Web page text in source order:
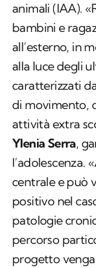
animali (IAA).
bambini e
all’esterno, in
alla luce degli
caratterizzati
di movimento,
attività extra
Ylenia Serra,
l’adolescenza.
centrale e può
positivo nel
patologie
percorso
progetto